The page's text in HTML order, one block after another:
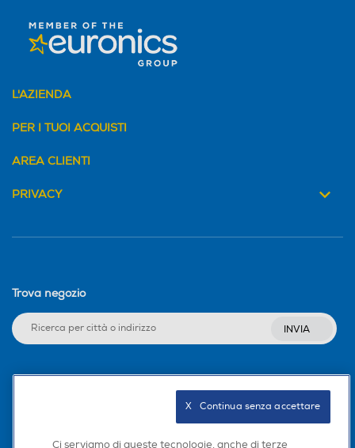
L'AZIENDA
PER I TUOI ACQUISTI
AREA CLIENTI
PRIVACY
Trova negozio
INVIA
Ci serviamo di queste tecnologie, anche di terze
X   Continua senza accettare